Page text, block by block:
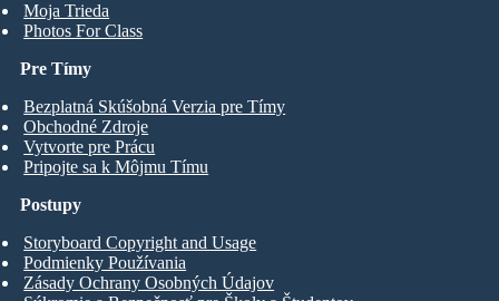
Moja Trieda
Photos For Class
Pre Tímy
Bezplatná Skúšobná Verzia pre Tímy
Obchodné Zdroje
Vytvorte pre Prácu
Pripojte sa k Môjmu Tímu
Postupy
Storyboard Copyright and Usage
Podmienky Používania
Zásady Ochrany Osobných Údajov